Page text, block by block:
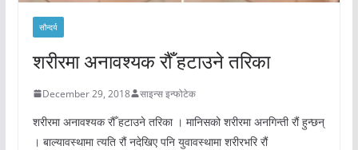
सौन्दर्य
शरीरमा अनावश्यक रौँ हटाउने तरिका
December 29, 2018 साइन्स इन्फोटेक
शरीरमा अनावश्यक रौँ हटाउने तरिका । मानिसको शरीरमा अनगिन्ती रौं हुन्छन्
। बाल्यावस्थामा त्यति रौं नदेखिए पनि युवावस्थामा शरीरभरि रौं